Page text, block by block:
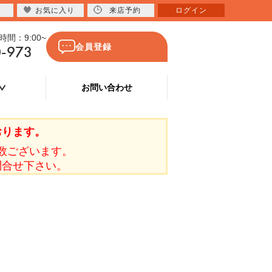
間：9:00~
973 会員登録
お問い合わせ
ます。
ざいます。
せ下さい。
お気に入り 来店予約 ログイン